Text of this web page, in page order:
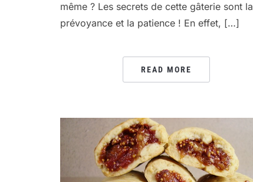
même ? Les secrets de cette gâterie sont la
prévoyance et la patience ! En effet, […]
READ MORE